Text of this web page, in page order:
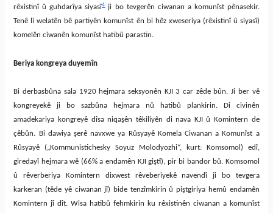
rêxistinî û guhdarîya siyasî4ji bo tevgerên ciwanan a komunîst pênasekir.
Tenê li welatên bê partiyên komunîst ên bi hêz xweseriya (rêxistinî û siyasî)
komelên ciwanên komunîst hatibû parastin.
Beriya kongreya duyemîn
Bi derbasbûna sala 1920 hejmara seksyonên KJI 3 car zêde bûn. Ji ber vê
kongreyekê ji bo sazbûna hejmara nû hatibû plankirin. Di civinên
amadekariya kongreyê dîsa niqaşên têkiliyên di nava KJI û Komintern de
çêbûn. Bi dawiya şerê navxwe ya Rûsyayê Komela Ciwanan a Komunîst a
Rûsyayê („Kommunistichesky Soyuz Molodyozhi“, kurt: Komsomol) edî,
giredayî hejmara wê (66% a endamên KJI giştî), pir bi bandor bû. Komsomol
û rêverberiya Komintern dixwest rêveberiyekê navendî ji bo tevgera
karkeran (têde yê ciwanan jî) bide tenzîmkirin û piştgiriya hemû endamên
Komintern jî dît. Wisa hatibû fehmkirin ku rêxistinên ciwanan a komunîst